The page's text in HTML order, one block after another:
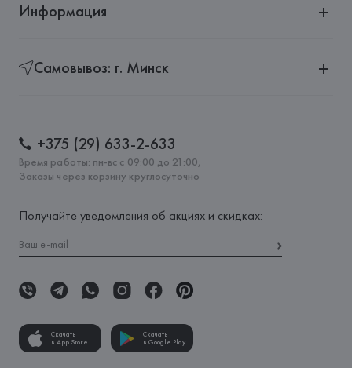
Информация
Самовывоз: г. Минск
+375 (29) 633-2-633
Время работы: пн-вс с 09:00 до 21:00,
Заказы через корзину круглосуточно
Получайте уведомления об акциях и скидках:
Скачать
в App Store
Скачать
в Google Play